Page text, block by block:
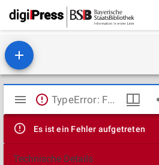
Mirador
Viewer
TypeError: Failed to fetch
Es ist ein Fehler aufgetreten
Technische Details